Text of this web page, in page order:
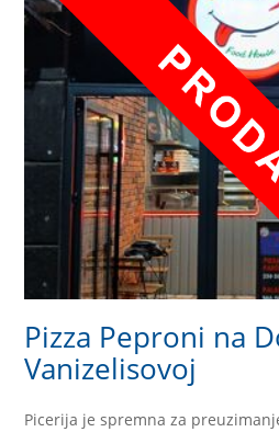
Pizza Peproni na
Vanizelisovoj
Picerija je spremna za